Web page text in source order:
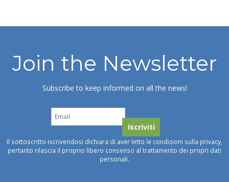
Join the Newsletter
Subscribe to keep informed on all the news!
Il sottoscritto iscrivendosi dichiara di aver letto le condizioni sulla privacy,
pertanto rilascia il proprio libero consenso al trattamento dei propri dati
personali.